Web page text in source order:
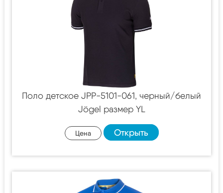
Поло детское JPP-5101-061, черный/белый
Jögel размер YL
Цена Открыть